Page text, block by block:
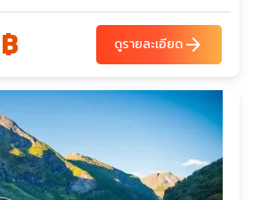
ดูรายละเอียดarrow_forward